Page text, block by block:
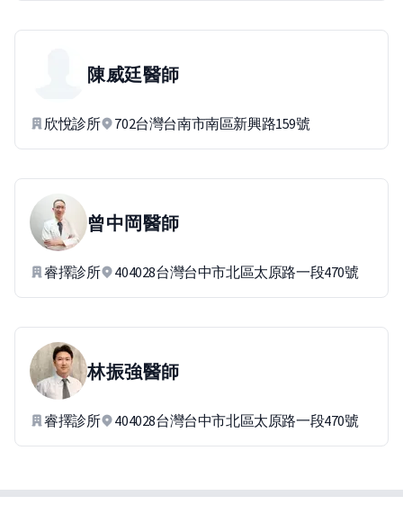
陳威廷醫師
欣悅診所 702台灣台南市南區新興路159號
曾中岡醫師
睿擇診所 404028台灣台中市北區太原路一段470號
林振強醫師
睿擇診所 404028台灣台中市北區太原路一段470號